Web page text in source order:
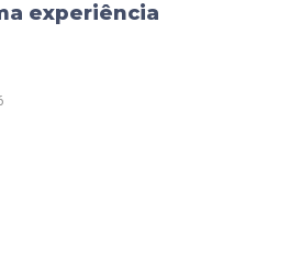
experiência